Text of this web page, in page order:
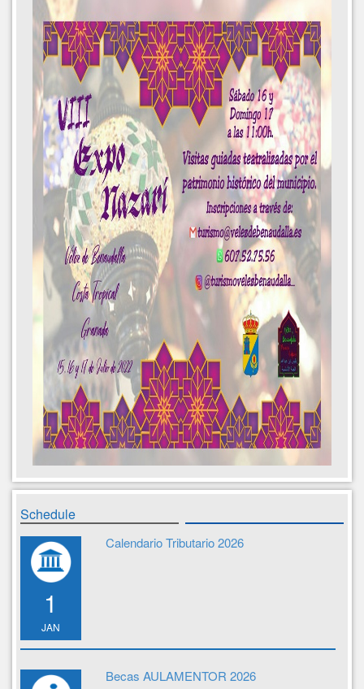
Schedule
1
JAN
Calendario Tributario 2026
Becas AULAMENTOR 2026